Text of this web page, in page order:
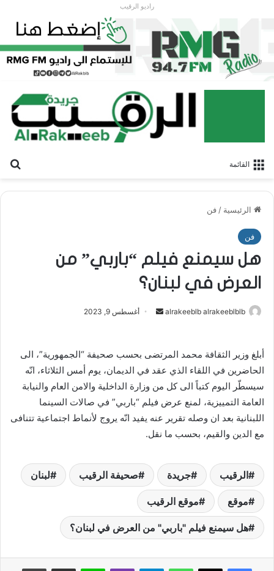
راديو الرقيب
القائمة
الرئيسية /فن
فن
هل سيمنع فيلم “باربي” من
العرض في لبنان؟
alrakeeblb alrakeeblblb
ل
ب
ر
ي
ك
ت
ر
و
ن
ا
أغسطس 9, 2023
أبلغ وزير الثقافة محمد المرتضى بحسب صحيفة “الجمهورية”، الى
الحاضرين في اللقاء الذي عقد في الديمان، يوم أمس الثلاثاء، انّه
سيسطّر اليوم كتباً الى كل من وزارة الداخلية والامن العام والنيابة
العامة التمييزية، لمنع عرض فيلم “باربي” في صالات السينما
اللبنانية بعد ان وصله تقرير عنه يفيد انّه يروج لأنماط اجتماعية تتنافى
مع الدين والقيم، بحسب ما نقل.
الرقيب جريدة صحيفة الرقيب لبنان
موقع موقع الرقيب
هل سيمنع فيلم "باربي" من العرض في لبنان؟
واتساب لاين